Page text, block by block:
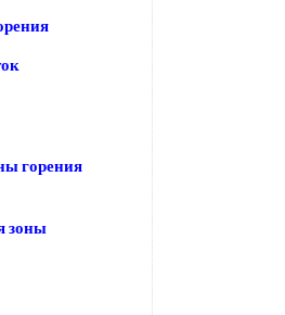
горения
зоны